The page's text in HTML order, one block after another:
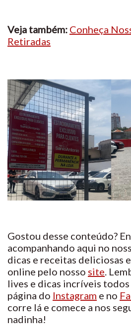
Veja também: Conheça
Retiradas
Gostou desse conteúdo?
acompanhando aqui no
dicas e receitas deliciosas
online pelo nosso site.
lives e dicas incríveis todos
página do Instagram e no
corre lá e comece a nos
nadinha!